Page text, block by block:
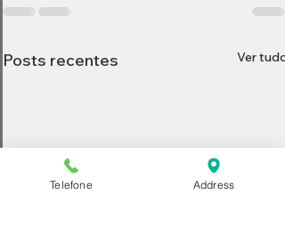
Posts recentes Ver tudo
Telefone Address